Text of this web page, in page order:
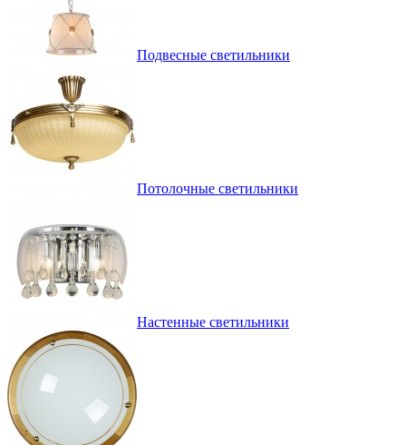
Подвесные светильники
Потолочные светильники
Настенные светильники